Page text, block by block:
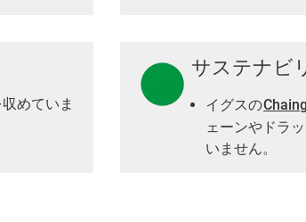
めていま
サステナビ
イグスの
ェーンやドラ
いません。